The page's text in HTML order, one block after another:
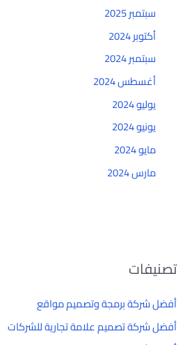
سبتمبر 2025
أكتوبر 2024
سبتمبر 2024
أغسطس 2024
يوليو 2024
يونيو 2024
مايو 2024
مارس 2024
تصنيفات
أفضل شركة برمجة وتصميم مواقع
أفضل شركة تصميم علامة تجارية للشركات